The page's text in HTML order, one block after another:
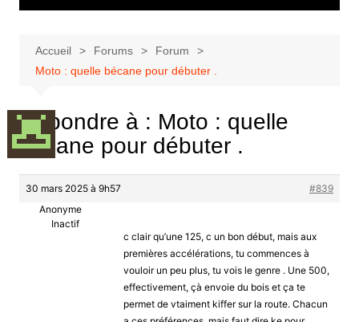
Accueil Forums
Forum
Moto : quelle bécane pour débuter .
Répondre à : Moto : quelle
bécane pour débuter .
30 mars 2025 à 9h57
#839
Anonyme
Inactif
c clair qu’une 125, c un bon début, mais aux
premières accélérations, tu commences à
vouloir un peu plus, tu vois le genre . Une 500,
effectivement, çà envoie du bois et ça te
permet de vtaiment kiffer sur la route. Chacun